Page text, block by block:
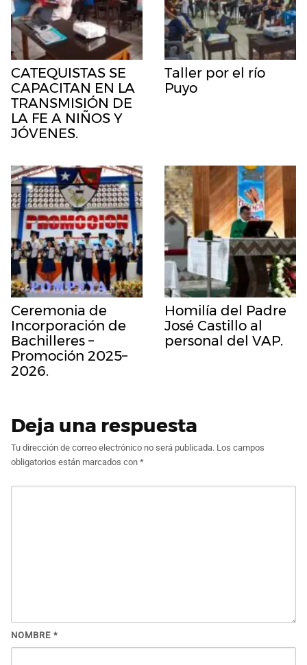
CATEQUISTAS SE
CAPACITAN EN LA
TRANSMISIÓN DE
LA FE A NIÑOS Y
JÓVENES.
Taller por el río
Puyo
Ceremonia de
Incorporación de
Bachilleres –
Promoción 2025–
2026.
Homilía del Padre
José Castillo al
personal del VAP.
Deja una respuesta
Tu dirección de correo electrónico no será publicada. Los campos
obligatorios están marcados con *
NOMBRE *